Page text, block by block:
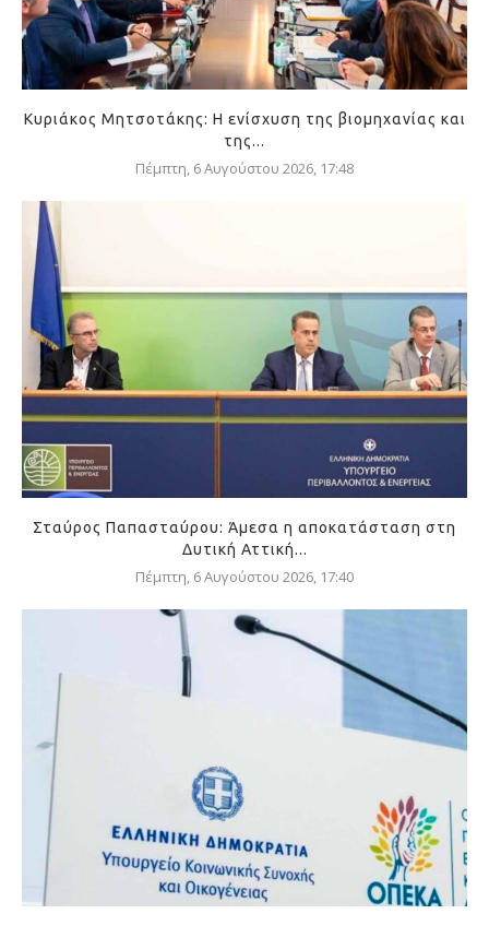
Κυριάκος Μητσοτάκης: Η ενίσχυση της βιομηχανίας και
της...
Πέμπτη, 6 Αυγούστου 2026, 17:48
Σταύρος Παπασταύρου: Άμεσα η αποκατάσταση στη
Δυτική Αττική...
Πέμπτη, 6 Αυγούστου 2026, 17:40